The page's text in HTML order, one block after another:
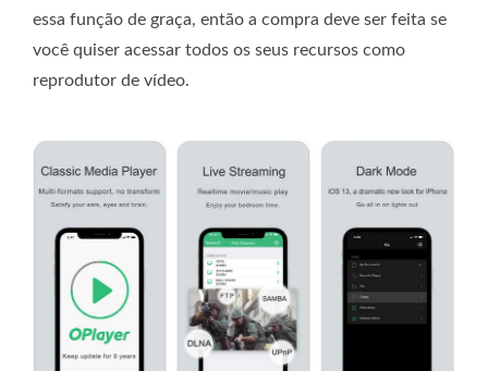
essa função de graça, então a compra deve ser feita se
você quiser acessar todos os seus recursos como
reprodutor de vídeo.